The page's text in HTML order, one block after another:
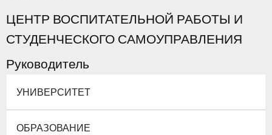
ЦЕНТР ВОСПИТАТЕЛЬНОЙ РАБОТЫ И
СТУДЕНЧЕСКОГО САМОУПРАВЛЕНИЯ
Руководитель
УНИВЕРСИТЕТ
ОБРАЗОВАНИЕ